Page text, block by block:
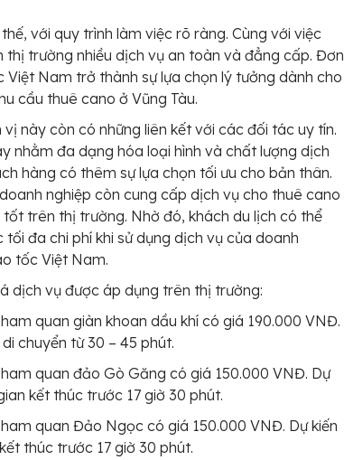
với quy trình làm việc rõ ràng. Cùng với việc
thị trường nhiều dịch vụ an toàn và đẳng cấp. Đơn
Việt Nam trở thành sự lựa chọn lý tưởng dành cho
cầu thuê cano ở Vũng Tàu.
này còn có những liên kết với các đối tác uy tín.
nhằm đa dạng hóa loại hình và chất lượng dịch
hàng có thêm sự lựa chọn tối ưu cho bản thân.
nghiệp còn cung cấp dịch vụ cho thuê cano
tốt trên thị trường. Nhờ đó, khách du lịch có thể
tối đa chi phí khi sử dụng dịch vụ của doanh
tốc Việt Nam.
dịch vụ được áp dụng trên thị trường:
quan giàn khoan dầu khí có giá 190.000 VNĐ.
chuyển từ 30 – 45 phút.
quan đảo Gò Găng có giá 150.000 VNĐ. Dự
kết thúc trước 17 giờ 30 phút.
quan Đảo Ngọc có giá 150.000 VNĐ. Dự kiến
thúc trước 17 giờ 30 phút.